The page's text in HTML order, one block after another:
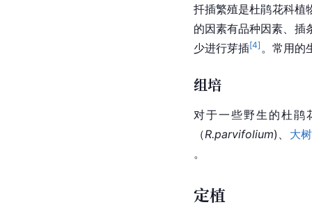
扦插繁殖是杜鹃花科植
的因素有品种因素、插
少进行芽插[4] 。常用的
组培
对于一些野生的杜
（R.parvifolium)、 大
。
定植